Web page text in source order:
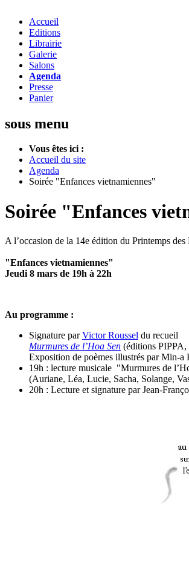
Accueil
Editions
Librairie
Galerie
Salons
Agenda
Presse
Panier
sous menu
Vous êtes ici :
Accueil du site
Agenda
Soirée "Enfances vietnamiennes"
Soirée "Enfances
A l’occasion de la 14e édition du Printemps
"Enfances vietnamiennes"
Jeudi 8 mars de 19h à 22h
Au programme :
Signature parVictor Roussel du recueil
Murmures de l’Hoa Sen (éditions
Exposition de poèmes illustrés par Min-a
19h : lecture musicale "Murmures de
(Auriane, Léa, Lucie, Sacha, Solange,
20h : Lecture et signature par Jean-